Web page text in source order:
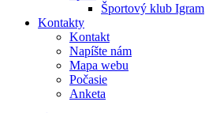
Športový klub Igram
Kontakty
Kontakt
Napíšte nám
Mapa webu
Počasie
Anketa